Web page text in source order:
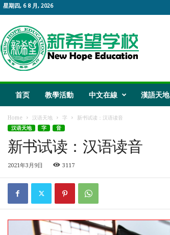
星期四, 6 8 月, 2026
希
望
教
首页 教學活動 中文在線 漢語天地
Home 汉语天地 字
新书试读：汉语读音
汉语天地
字 音
新书试读：汉语读音
2021年3月9日 3117